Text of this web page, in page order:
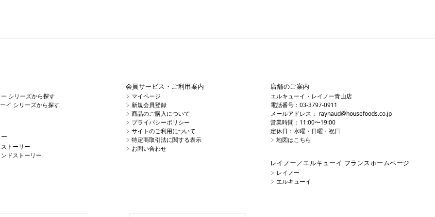
シリーズから探す
イ シリーズから探す
トーリー
ドストーリー
会員サービス・ご利用案内
マイページ
新規会員登録
商品のご購入について
プライバシーポリシー
サイトのご利用について
特定商取引法に関する表示
お問い合わせ
店舗のご案内
エルキューイ・レイノー青山店
電話番号：03-3797-0911
メールアドレス： raynaud@housefoods.co.jp
営業時間：11:00〜19:00
定休日：水曜・日曜・祝日
地図はこちら
レイノー／エルキューイ フランスホームページ
レイノー
エルキューイ